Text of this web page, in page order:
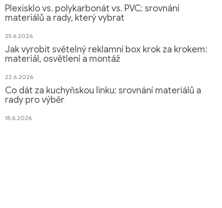
Plexisklo vs. polykarbonát vs. PVC: srovnání
materiálů a rady, který vybrat
25.6.2026
Jak vyrobit světelný reklamní box krok za krokem:
materiál, osvětlení a montáž
22.6.2026
Co dát za kuchyňskou linku: srovnání materiálů a
rady pro výběr
18.6.2026